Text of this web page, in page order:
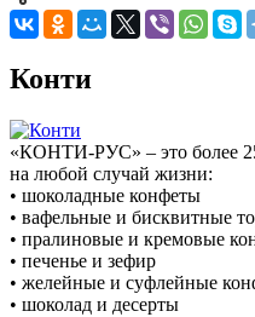
Конти
«КОНТИ-РУС» – это более
на любой случай жизни:
• шоколадные конфеты
• вафельные и бисквитные
• пралиновые и кремовые
• печенье и зефир
• желейные и суфлейные
• шоколад и десерты